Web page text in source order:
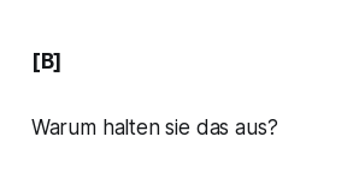
[B]
Warum halten sie das aus?